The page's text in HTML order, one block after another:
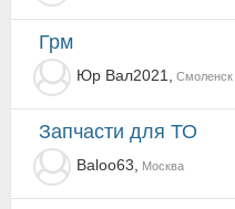
грм
Юр Вал2021, Смоленск
запчасти для ТО
Baloo63, Москва